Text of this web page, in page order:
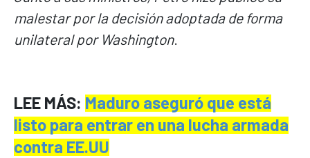
malestar por la decisión adoptada de forma
unilateral por Washington.
LEE MÁS: Maduro aseguró que está
listo para entrar en una lucha armada
contra EE.UU